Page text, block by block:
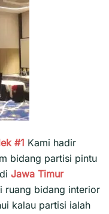
#1 Kami hadir
bidang partisi pintu
Jawa Timur
ruang bidang interior
kalau partisi ialah